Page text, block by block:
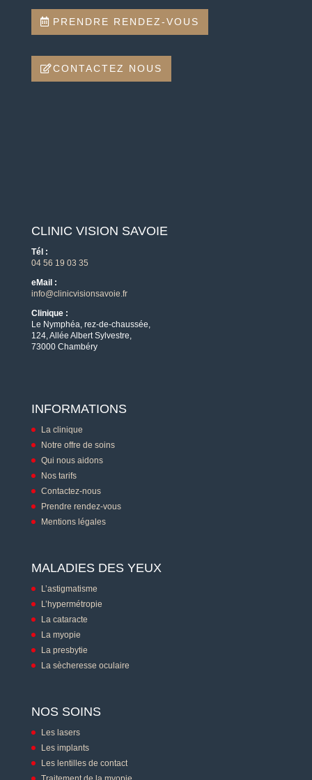
PRENDRE RENDEZ-VOUS
CONTACTEZ NOUS
CLINIC VISION SAVOIE
Tél :
04 56 19 03 35
eMail :
info@clinicvisionsavoie.fr
Clinique :
Le Nymphéa, rez-de-chaussée,
124, Allée Albert Sylvestre,
73000 Chambéry
INFORMATIONS
La clinique
Notre offre de soins
Qui nous aidons
Nos tarifs
Contactez-nous
Prendre rendez-vous
Mentions légales
MALADIES DES YEUX
L’astigmatisme
L’hypermétropie
La cataracte
La myopie
La presbytie
La sècheresse oculaire
NOS SOINS
Les lasers
Les implants
Les lentilles de contact